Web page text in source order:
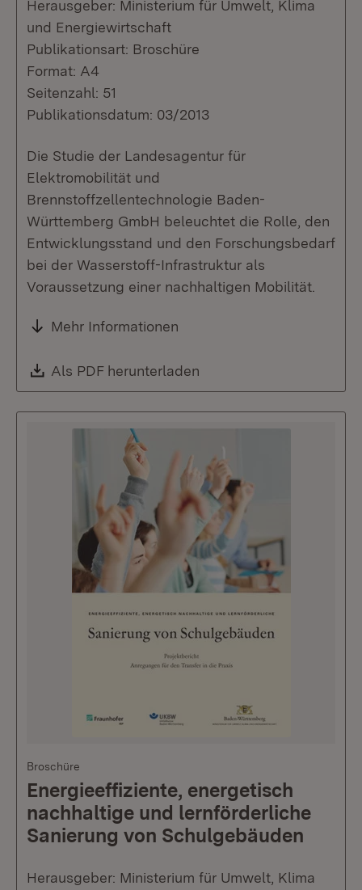
Herausgeber: Ministerium für Umwelt, Klima
und Energiewirtschaft
Publikationsart: Broschüre
Format: A4
Seitenzahl: 51
Publikationsdatum: 03/2013
Die Studie der Landesagentur für
Elektromobilität und
Brennstoffzellentechnologie Baden-
Württemberg GmbH beleuchtet die Rolle, den
Entwicklungsstand und den Forschungsbedarf
bei der Wasserstoff-Infrastruktur als
Voraussetzung einer nachhaltigen Mobilität.
Mehr Informationen
Download:
Als PDF herunterladen
Broschüre
Energieeffiziente, energetisch
nachhaltige und lernförderliche
Sanierung von Schulgebäuden
Herausgeber: Ministerium für Umwelt, Klima